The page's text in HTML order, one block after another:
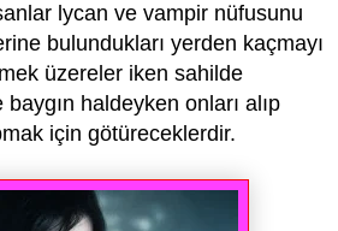
lycan ve vampir nüfusunu
bulundukları yerden kaçmayı
üzereler iken sahilde
haldeyken onları alıp
için götüreceklerdir.